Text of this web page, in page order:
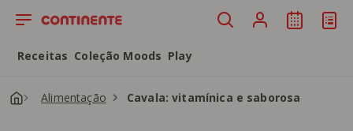
Saltar para o conteúdo principal
Receitas Coleção Moods Play
Alimentação Cavala: vitamínica e saborosa